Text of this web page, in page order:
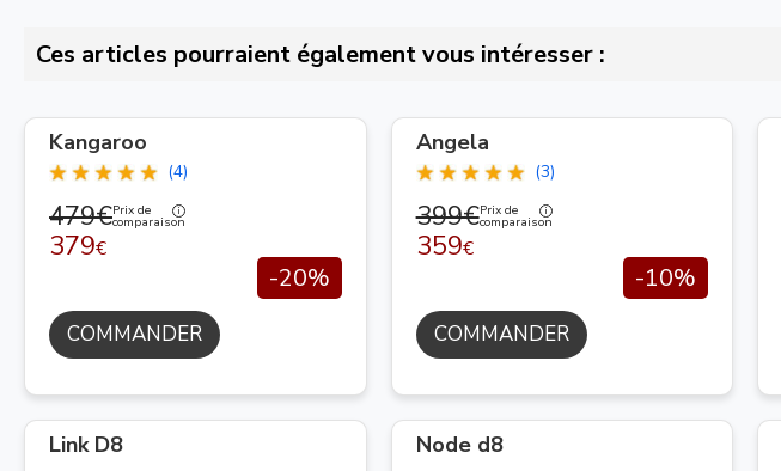
Ces articles pourraient également vous intéresser :
Kangaroo
(4)
479€Prix de
comparaison
379€
-20%
COMMANDER
Angela
(3)
399€Prix de
comparaison
359€
-10%
COMMANDER
Link D8 Node d8